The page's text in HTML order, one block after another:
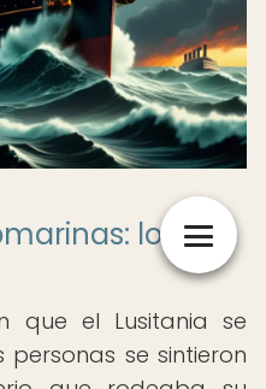
los
que el Lusitania se
personas se sintieron